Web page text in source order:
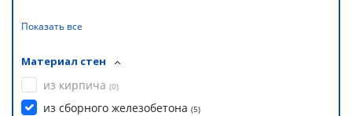
Показать все
Материал стен
из кирпича (0)
из сборного железобетона (5)